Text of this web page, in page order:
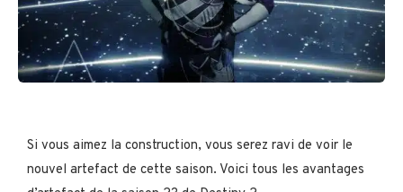
Si vous aimez la construction, vous serez ravi de voir le
nouvel artefact de cette saison. Voici tous les avantages